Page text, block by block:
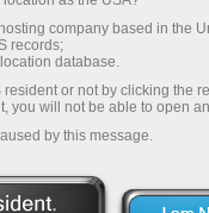
Ouvrir un compte de
démonstration
le formulaire de
company based in the
records;
database.
or not by clicking the
you will not be able to open
by this message.